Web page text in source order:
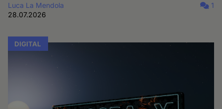
Luca La Mendola
28.07.2026
1
DIGITAL